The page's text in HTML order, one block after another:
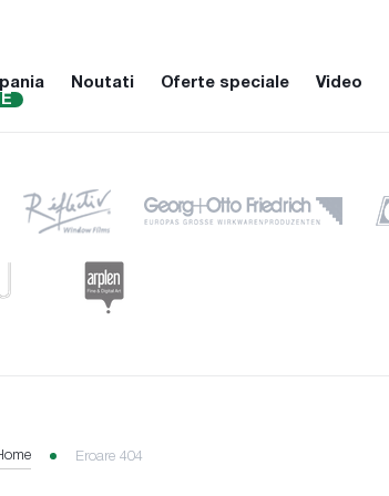
Noutati Oferte speciale Video
Eroare 404